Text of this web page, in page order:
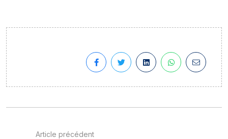
Article précédent